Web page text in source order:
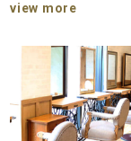
view more